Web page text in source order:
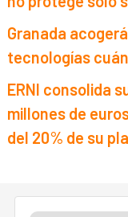
Granada
tecnologías
ERNI consolida
millones de
del 20% de su